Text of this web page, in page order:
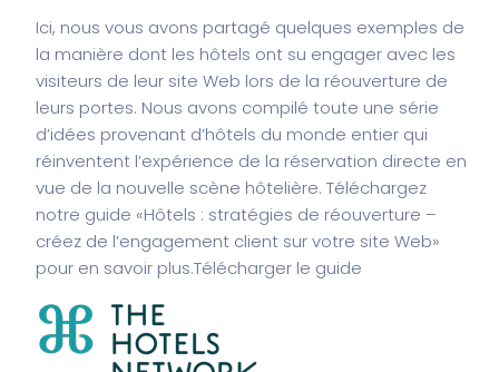
Ici, nous vous avons partagé quelques exemples de
la manière dont les hôtels ont su engager avec les
visiteurs de leur site Web lors de la réouverture de
leurs portes. Nous avons compilé toute une série
d’idées provenant d’hôtels du monde entier qui
réinventent l’expérience de la réservation directe en
vue de la nouvelle scène hôtelière. Téléchargez
notre guide «Hôtels : stratégies de réouverture –
créez de l’engagement client sur votre site Web»
pour en savoir plus.Télécharger le guide